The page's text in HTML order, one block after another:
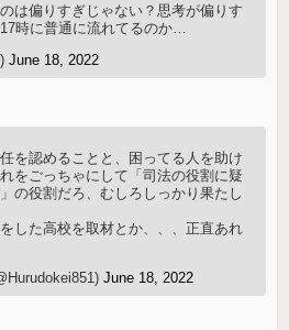
は偏りすぎじゃない？思考が偏りす
時に普通に流れてるのか…
June 18, 2022
を認めることと、困ってる人を助け
をごっちゃにして「司法の役割に疑
の役割だろ、むしろしっかり果たし
した高校を取材とか、、、正直あれ
June 18, 2022